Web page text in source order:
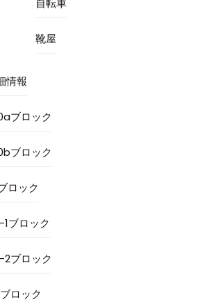
自転車
靴屋
情報
ブロック
ブロック
ロック
1ブロック
2ブロック
ロック